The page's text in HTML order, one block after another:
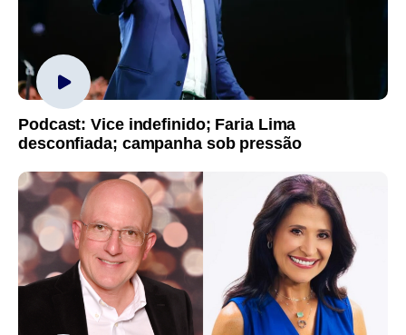
Podcast: Vice indefinido; Faria Lima
desconfiada; campanha sob pressão